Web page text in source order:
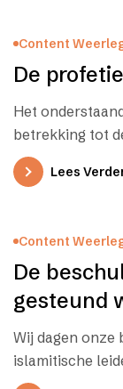
Content
De
Het
betrekking tot
Lees
Content
De
gesteund
Wij dagen onze
islamitische